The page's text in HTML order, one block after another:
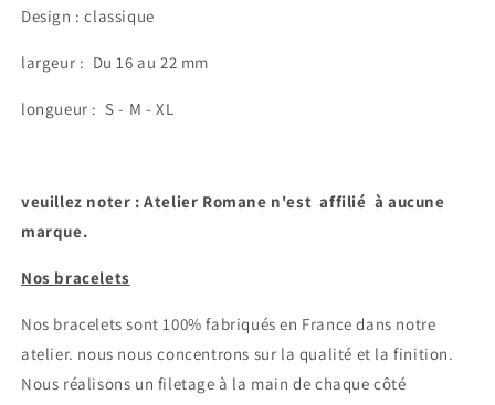
Design : classique
largeur : Du 16 au 22 mm
longueur : S - M - XL
veuillez noter : Atelier Romane n'est affilié à aucune
marque.
Nos bracelets
Nos bracelets sont 100% fabriqués en France dans notre
atelier. nous nous concentrons sur la qualité et la finition.
Nous réalisons un filetage à la main de chaque côté